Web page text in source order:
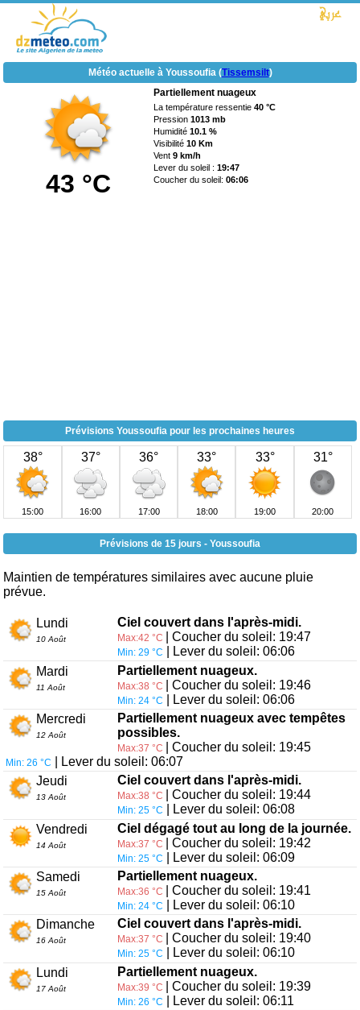
Météo actuelle à Youssoufia (Tissemsilt)
43 °C
Partiellement nuageux
La température ressentie40 °C
Pression1013 mb
Humidité10.1 %
Visibilité10 Km
Vent9 km/h
Lever du soleil :19:47
Coucher du soleil:06:06
Prévisions Youssoufia pour les prochaines heures
38°
15:00
37°
16:00
36°
17:00
33°
18:00
33°
19:00
31°
20:00
Prévisions de 15 jours - Youssoufia
Maintien de températures similaires avec aucune pluie
prévue.
Lundi
10 Août
Ciel couvert dans l'après-midi.
Max:42 °C | Coucher du soleil: 19:47
Min: 29 °C
| Lever du soleil: 06:06
Mardi
11 Août
Partiellement nuageux.
Max:38 °C | Coucher du soleil: 19:46
Min: 24 °C
| Lever du soleil: 06:06
Mercredi
12 Août
Partiellement nuageux avec tempêtes
possibles.
Max:37 °C | Coucher du soleil: 19:45
Min: 26 °C
| Lever du soleil: 06:07
Jeudi
13 Août
Ciel couvert dans l'après-midi.
Max:38 °C | Coucher du soleil: 19:44
Min: 25 °C
| Lever du soleil: 06:08
Vendredi
14 Août
Ciel dégagé tout au long de la journée.
Max:37 °C | Coucher du soleil: 19:42
Min: 25 °C
| Lever du soleil: 06:09
Samedi
15 Août
Partiellement nuageux.
Max:36 °C | Coucher du soleil: 19:41
Min: 24 °C
| Lever du soleil: 06:10
Dimanche
16 Août
Ciel couvert dans l'après-midi.
Max:37 °C | Coucher du soleil: 19:40
Min: 25 °C
| Lever du soleil: 06:10
Lundi
17 Août
Partiellement nuageux.
Max:39 °C | Coucher du soleil: 19:39
Min: 26 °C
| Lever du soleil: 06:11